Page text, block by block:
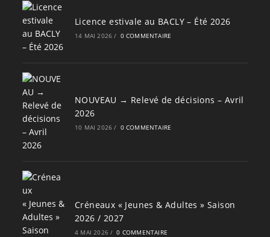
Licence estivale au BACLY – Été 2026
14 MAI 2026 / 0 COMMENTAIRE
NOUVEAU → Relevé de décisions – Avril
2026
10 MAI 2026 / 0 COMMENTAIRE
Créneaux « Jeunes & Adultes » Saison
2026 / 2027
4 MAI 2026 / 0 COMMENTAIRE